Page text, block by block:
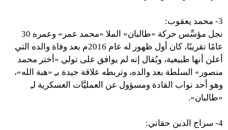
3- محمد يعقوب:
نجل مؤسِّس حركة «طالبان» الملا «محمد عمر» وعمره 30
عامًا تقريبًا، كان أول ظهور له عام 2016م بعد وفاة والده التي
أعلن أنها طبيعية، ويُقال إنه لم يوافق على تولي «أختر محمد
منصور» السلطة بعد والده، وتربطه علاقة جيدة بـِ «هبة الله»،
وهو أحد نواب القادة ومسؤول عن العمليَّات العسكرية لـِ
«طالبان».
4- سراج الدين حقاني: